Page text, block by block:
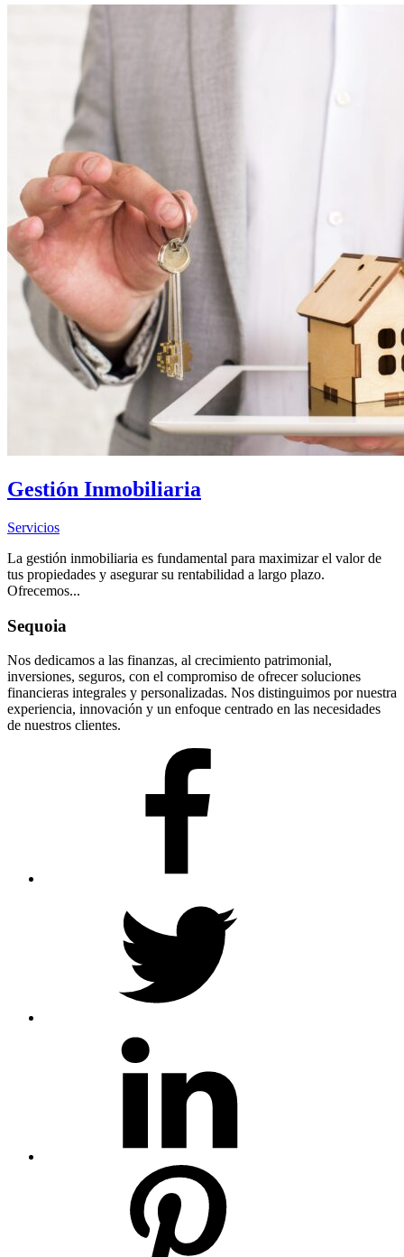
Gestión Inmobiliaria
Servicios
La gestión inmobiliaria es fundamental para maximizar el valor de
tus propiedades y asegurar su rentabilidad a largo plazo.
Ofrecemos...
Sequoia
Nos dedicamos a las finanzas, al crecimiento patrimonial,
inversiones, seguros, con el compromiso de ofrecer soluciones
financieras integrales y personalizadas. Nos distinguimos por nuestra
experiencia, innovación y un enfoque centrado en las necesidades
de nuestros clientes.